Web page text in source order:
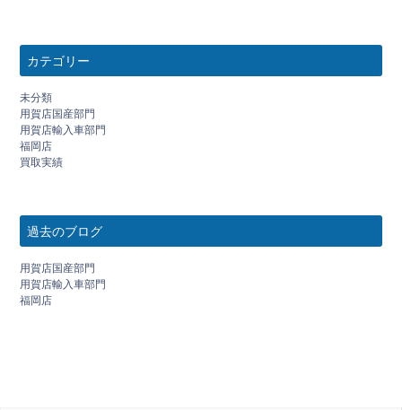
カテゴリー
未分類
用賀店国産部門
用賀店輸入車部門
福岡店
買取実績
過去のブログ
用賀店国産部門
用賀店輸入車部門
福岡店